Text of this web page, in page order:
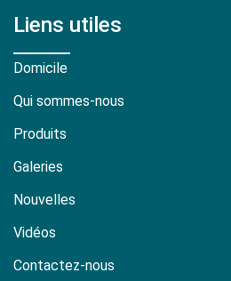
Liens utiles
Domicile
Qui sommes-nous
Produits
Galeries
Nouvelles
Vidéos
Contactez-nous